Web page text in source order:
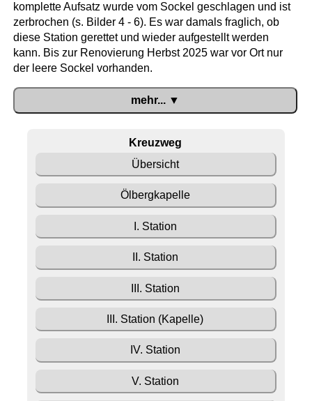
komplette Aufsatz wurde vom Sockel geschlagen und ist
zerbrochen (s. Bilder 4 - 6). Es war damals fraglich, ob
diese Station gerettet und wieder aufgestellt werden
kann. Bis zur Renovierung Herbst 2025 war vor Ort nur
der leere Sockel vorhanden.
mehr... ▼
Kreuzweg
Übersicht
Ölbergkapelle
I. Station
II. Station
III. Station
III. Station (Kapelle)
IV. Station
V. Station